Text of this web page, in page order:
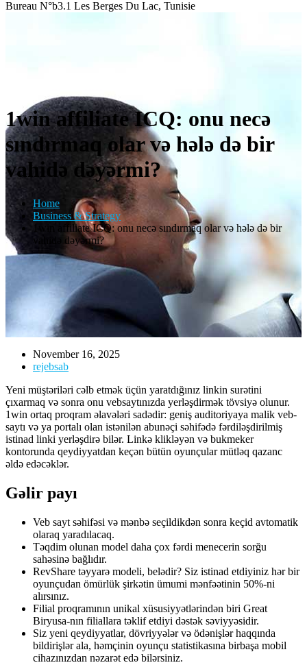
Bureau N°b3.1 Les Berges Du Lac, Tunisie
1win affiliate ICQ: onu necə
sındırmaq olar və hələ də bir
vahidə dəyərmi?
Home
Business & Strategy
1win affiliate ICQ: onu necə sındırmaq olar və hələ də bir
vahidə dəyərmi?
November 16, 2025
rejebsab
Yeni müştəriləri cəlb etmək üçün yaratdığınız linkin surətini
çıxarmaq və sonra onu vebsaytınızda yerləşdirmək tövsiyə olunur.
1win ortaq proqram əlavələri sadədir: geniş auditoriyaya malik veb-
saytı və ya portalı olan istənilən abunəçi səhifədə fərdiləşdirilmiş
istinad linki yerləşdirə bilər. Linkə klikləyən və bukmeker
kontorunda qeydiyyatdan keçən bütün oyunçular mütləq qazanc
əldə edəcəklər.
Gəlir payı
Veb sayt səhifəsi və mənbə seçildikdən sonra keçid avtomatik
olaraq yaradılacaq.
Təqdim olunan model daha çox fərdi menecerin sorğu
sahəsinə bağlıdır.
RevShare təyyarə modeli, belədir? Siz istinad etdiyiniz hər bir
oyunçudan ömürlük şirkətin ümumi mənfəətinin 50%-ni
alırsınız.
Filial proqramının unikal xüsusiyyətlərindən biri Great
Biryusa-nın filiallara təklif etdiyi dəstək səviyyəsidir.
Siz yeni qeydiyyatlar, dövriyyələr və ödənişlər haqqında
bildirişlər ala, həmçinin oyunçu statistikasına birbaşa mobil
cihazınızdan nəzarət edə bilərsiniz.